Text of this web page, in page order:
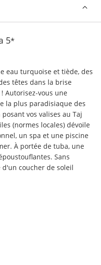
5*
eau turquoise et tiède, des
têtes dans la brise
Autorisez-vous une
la plus paradisiaque des
vos valises au Taj
(normes locales) dévoile
un spa et une piscine
À portée de tuba, une
Sans
coucher de soleil